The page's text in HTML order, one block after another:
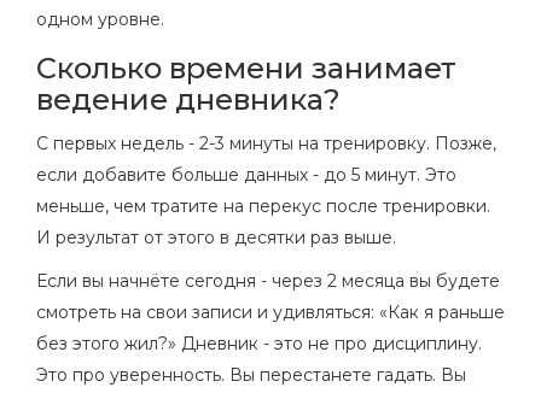
одном уровне.
Сколько времени занимает
ведение дневника?
С первых недель - 2-3 минуты на тренировку. Позже,
если добавите больше данных - до 5 минут. Это
меньше, чем тратите на перекус после тренировки.
И результат от этого в десятки раз выше.
Если вы начнёте сегодня - через 2 месяца вы будете
смотреть на свои записи и удивляться: «Как я раньше
без этого жил?» Дневник - это не про дисциплину.
Это про уверенность. Вы перестанете гадать. Вы